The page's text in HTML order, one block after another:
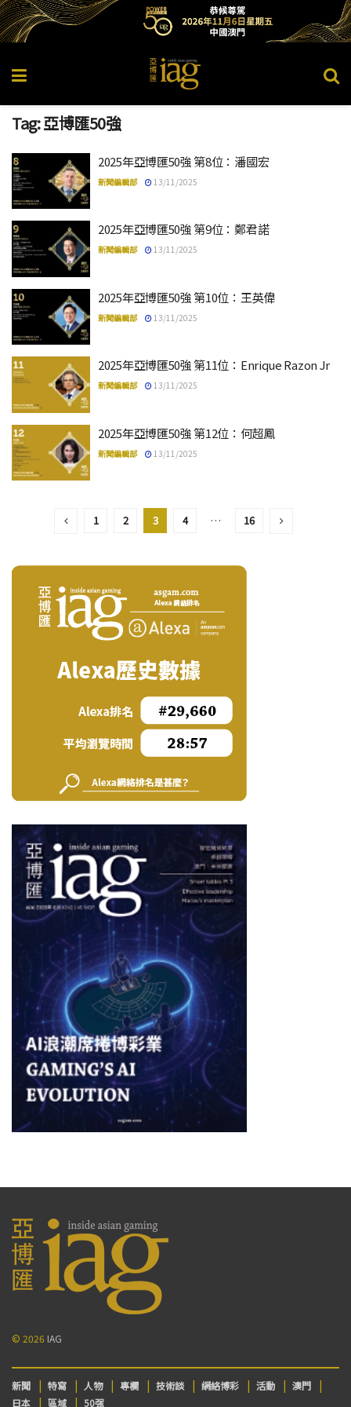
Tag:亞博匯50強
2025年亞博匯50強 第8位：潘國宏
新聞編輯部 13/11/2025
2025年亞博匯50強 第9位：鄭君諾
新聞編輯部 13/11/2025
2025年亞博匯50強 第10位：王英偉
新聞編輯部 13/11/2025
2025年亞博匯50強 第11位：Enrique Razon Jr
新聞編輯部 13/11/2025
2025年亞博匯50強 第12位：何超鳳
新聞編輯部 13/11/2025
1 2 3 4 … 16
© 2026 IAG
新聞 特寫 人物 專欄 技術談 網絡博彩 活動
澳門
日本
區域 50强